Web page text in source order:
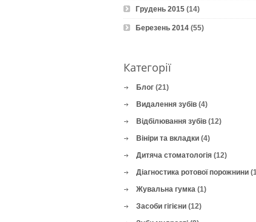
Грудень 2015 (14)
Березень 2014 (55)
Категорії
Блог (21)
Видалення зубів (4)
Відбілювання зубів (12)
Вініри та вкладки (4)
Дитяча стоматологія (12)
Діагностика ротової порожнини
Жувальна гумка (1)
Засоби гігієни (12)